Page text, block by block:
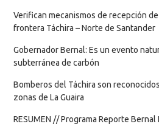
Verifican mecanismos de recepción
frontera Táchira – Norte de Santander
Gobernador Bernal: Es un evento
subterránea de carbón
Bomberos del Táchira son
zonas de La Guaira
RESUMEN // Programa Reporte Bernal